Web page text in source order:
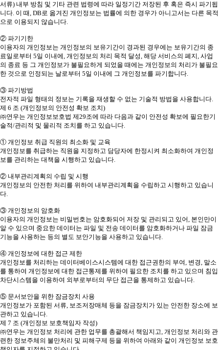
서류) 내부 방침 및 기타 관련 법령에 따라 일정기간 저장된 후 혹은 즉시 파기됩
니다. 이 때, DB로 옮겨진 개인정보는 법률에 의한 경우가 아니고서는 다른 목적
으로 이용되지 않습니다.
② 파기기한
이용자의 개인정보는 개인정보의 보유기간이 경과된 경우에는 보유기간의 종
료일로부터 5일 이내에, 개인정보의 처리 목적 달성, 해당 서비스의 폐지, 사업
의 종료 등 그 개인정보가 불필요하게 되었을 때에는 개인정보의 처리가 불필요
한 것으로 인정되는 날로부터 5일 이내에 그 개인정보를 파기합니다.
③ 파기방법
전자적 파일 형태의 정보는 기록을 재생할 수 없는 기술적 방법을 사용합니다.
제 6 조 (개인정보의 안전성 확보 조치)
㈜연우는 개인정보보호법 제29조에 따라 다음과 같이 안전성 확보에 필요한기
술적/관리적 및 물리적 조치를 하고 있습니다.
① 개인정보 취급 직원의 최소화 및 교육
개인정보를 취급하는 직원을 지정하고 담당자에 한정시켜 최소화하여 개인정
보를 관리하는 대책을 시행하고 있습니다.
② 내부관리계획의 수립 및 시행
개인정보의 안전한 처리를 위하여 내부관리계획을 수립하고 시행하고 있습니
다.
③ 개인정보의 암호화
이용자의 개인정보는 비밀번호는 암호화되어 저장 및 관리되고 있어, 본인만이
알 수 있으며 중요한 데이터는 파일 및 전송 데이터를 암호화하거나 파일 잠금
기능을 사용하는 등의 별도 보안기능을 사용하고 있습니다.
④ 개인정보에 대한 접근 제한
개인정보를 처리하는 데이터베이스시스템에 대한 접근권한의 부여, 변경, 말소
를 통하여 개인정보에 대한 접근통제를 위하여 필요한 조치를 하고 있으며 침입
차단시스템을 이용하여 외부로부터의 무단 접근을 통제하고 있습니다.
⑤ 문서보안을 위한 잠금장치 사용
개인정보가 포함된 서류, 보조저장매체 등을 잠금장치가 있는 안전한 장소에 보
관하고 있습니다.
제 7 조 (개인정보 보호책임자 작성)
㈜연우는 개인정보 처리에 관한 업무를 총괄해서 책임지고, 개인정보 처리와 관
련한 정보주체의 불만처리 및 피해구제 등을 위하여 아래와 같이 개인정보 보호